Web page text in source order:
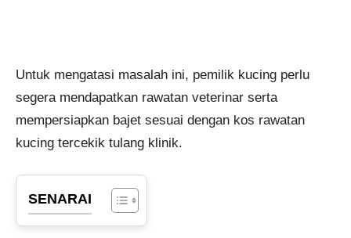
Untuk mengatasi masalah ini, pemilik kucing perlu
segera mendapatkan rawatan veterinar serta
mempersiapkan bajet sesuai dengan kos rawatan
kucing tercekik tulang klinik.
SENARAI